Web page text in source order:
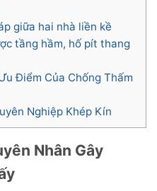
giữa hai nhà liền kề
tầng hầm, hố pít thang
Điểm Của Chống Thấm
Nghiệp Khép Kín
Nhân Gây